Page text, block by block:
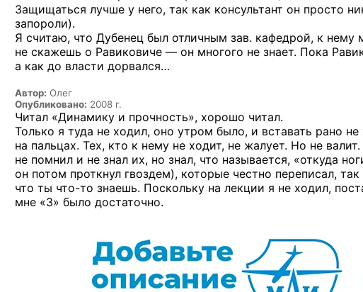
Защищаться лучше у него, так как консультант он просто
запороли).
Я считаю, что Дубенец был отличным зав. кафедрой, к
не скажешь о Равиковиче — он многого не знает. Пока
а как до власти дорвался…
Автор: Олег
Опубликовано: 2008 г.
Читал «Динамику и прочность», хорошо читал.
Только я туда не ходил, оно утром было, и вставать рано
на пальцах. Тех, кто к нему не ходит, не жалует. Но не
не помнил и не знал их, но знал, что называется, «откуда
он потом проткнул гвоздем), которые честно переписал,
что ты что-то знаешь. Поскольку на лекции я не ходил,
мне «3» было достаточно.